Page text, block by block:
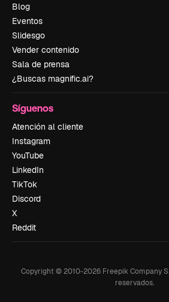
Blog
Eventos
Slidesgo
Vender contenido
Sala de prensa
¿Buscas magnific.ai?
Síguenos
Atención al cliente
Instagram
YouTube
LinkedIn
TikTok
Discord
X
Reddit
Copyright © 2010-2026 Freepik Company
reservados.